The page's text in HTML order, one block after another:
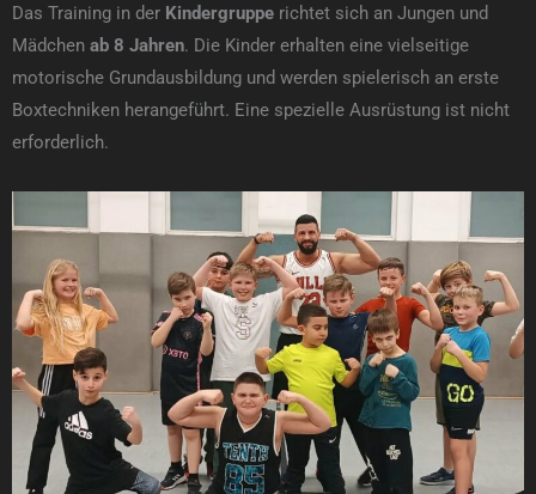
Das Training in der Kindergruppe richtet sich an Jungen und
Mädchen ab 8 Jahren. Die Kinder erhalten eine vielseitige
motorische Grundausbildung und werden spielerisch an erste
Boxtechniken herangeführt. Eine spezielle Ausrüstung ist nicht
erforderlich.